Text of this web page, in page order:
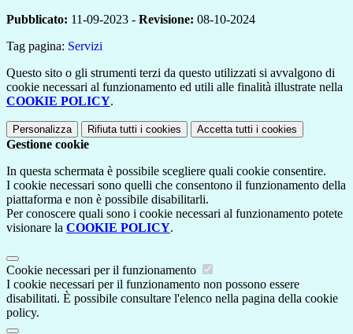
Pubblicato: 11-09-2023 - Revisione: 08-10-2024
Tag pagina: Servizi
Questo sito o gli strumenti terzi da questo utilizzati si avvalgono di
cookie necessari al funzionamento ed utili alle finalità illustrate nella
COOKIE POLICY.
Personalizza Rifiuta tutti i cookies Accetta tutti i cookies
Gestione cookie
In questa schermata è possibile scegliere quali cookie consentire.
I cookie necessari sono quelli che consentono il funzionamento della
piattaforma e non è possibile disabilitarli.
Per conoscere quali sono i cookie necessari al funzionamento potete
visionare la COOKIE POLICY.
Cookie necessari per il funzionamento
I cookie necessari per il funzionamento non possono essere
disabilitati. È possibile consultare l'elenco nella pagina della cookie
policy.